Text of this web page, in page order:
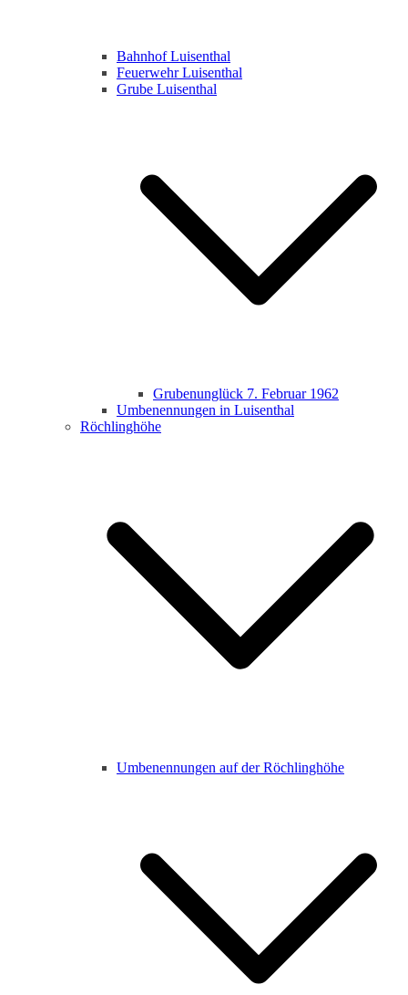
Bahnhof Luisenthal
Feuerwehr Luisenthal
Grube Luisenthal
Grubenunglück 7. Februar 1962
Umbenennungen in Luisenthal
Röchlinghöhe
Umbenennungen auf der Röchlinghöhe